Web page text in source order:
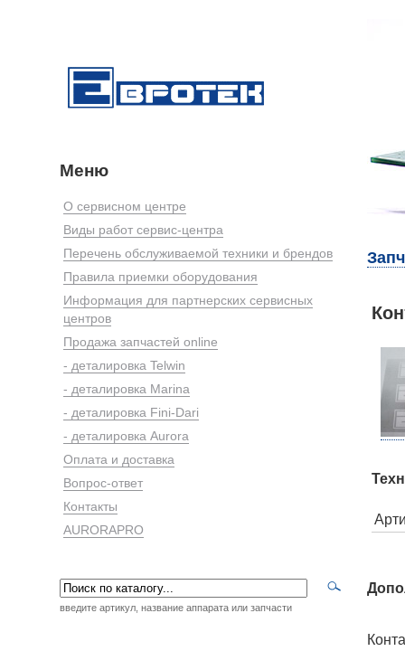
Меню
О сервисном центре
Виды работ сервис-центра
Перечень обслуживаемой техники и брендов
Правила приемки оборудования
Информация для партнерских сервисных
центров
Продажа запчастей online
- деталировка Telwin
- деталировка Marina
- деталировка Fini-Dari
- деталировка Aurora
Оплата и доставка
Вопрос-ответ
Контакты
AURORAPRO
введите артикул, название аппарата или запчасти